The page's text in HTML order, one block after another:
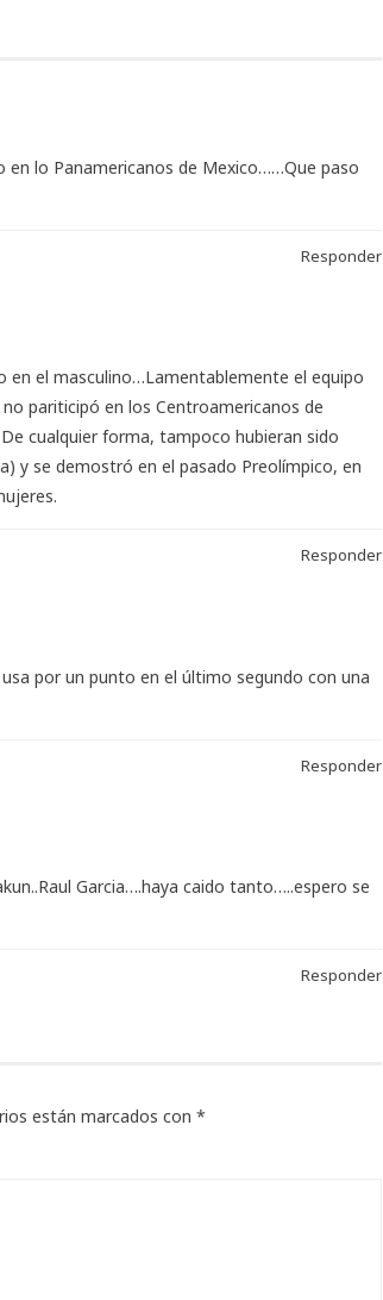
lo Panamericanos de Mexico……Que paso
Responder
el masculino…Lamentablemente el equipo
pariticipó en los Centroamericanos de
cualquier forma, tampoco hubieran sido
y se demostró en el pasado Preolímpico, en
Responder
por un punto en el último segundo con una
Responder
Garcia….haya caido tanto…..espero se
Responder
están marcados con *